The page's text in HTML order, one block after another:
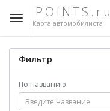
POINTS.ru
Карта автомобилиста
Фильтр
По названию: